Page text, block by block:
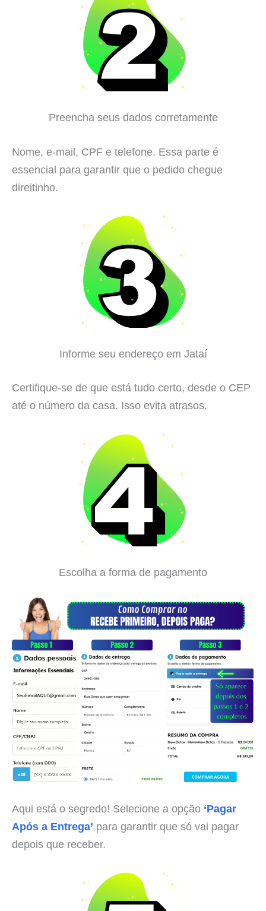
Preencha seus dados corretamente
Nome, e-mail, CPF e telefone. Essa parte é
essencial para garantir que o pedido chegue
direitinho.
Informe seu endereço em Jataí
Certifique-se de que está tudo certo, desde o CEP
até o número da casa. Isso evita atrasos.
Escolha a forma de pagamento
Aqui está o segredo! Selecione a opção ‘Pagar
Após a Entrega’ para garantir que só vai pagar
depois que receber.